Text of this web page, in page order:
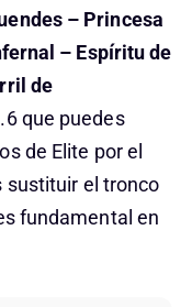
– Princesa
– Espíritu de
de
que puedes
de Elite por el
sustituir el tronco
fundamental en